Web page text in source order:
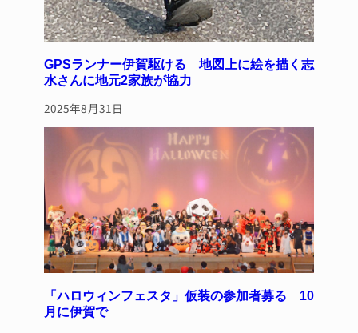
GPSランナー伊賀駆ける 地図上に絵を描く志
水さんに地元2家族が協力
2025年8月31日
「ハロウィンフェスタ」仮装の参加者募る 10
月に伊賀で